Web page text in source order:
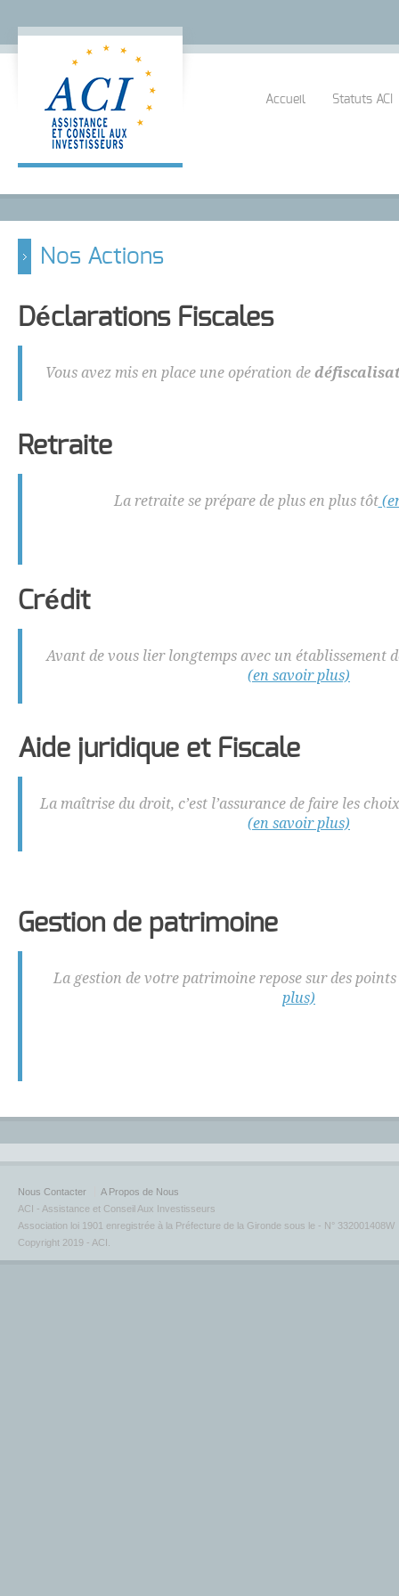
Accueil Statuts ACI
Nos Actions
Déclarations Fiscales
Vous avez mis en place une opération de
Retraite
La retraite se prépare de plus en plus tôt
Crédit
Avant de vous lier longtemps avec un établissement
(en savoir plus)
Aide juridique et Fiscale
La maîtrise du droit, c’est l’assurance de faire les
(en savoir plus)
Gestion de patrimoine
La gestion de votre patrimoine repose sur des
plus)
Nous Contacter
A Propos de Nous
ACI - Assistance et Conseil Aux Investisseurs
Association loi 1901 enregistrée à la Préfecture de la Gironde sous le - N° 332001408W
Copyright 2019 - ACI.